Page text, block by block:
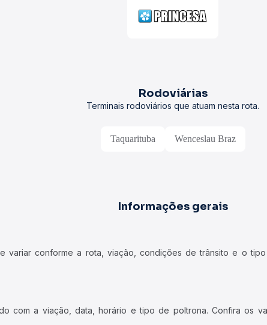
Rodoviárias
Terminais rodoviários que atuam nesta rota.
Taquarituba Wenceslau Braz
Informações gerais
variar conforme a rota, viação, condições de trânsito e o
com a viação, data, horário e tipo de poltrona. Confira os